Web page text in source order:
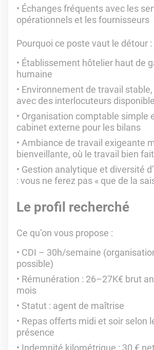
Échanges fréquents avec les
opérationnels et les fournisseurs
Pourquoi ce poste vaut le détour :
Établissement hôtelier haut de
humaine
Environnement de travail
avec des interlocuteurs
Organisation comptable simple
cabinet externe pour les bilans
Ambiance de travail exigeante
bienveillante, où le travail bien
Gestion analytique et diversité
: vous ne ferez pas « que de la
Le profil recherché
Ce qu’on vous propose :
CDI – 30h/semaine
possible)
Rémunération : 26–27K€ brut
mois
Statut : agent de maîtrise
Repas offerts midi et soir selon
présence
Indemnité kilométrique : 30 €